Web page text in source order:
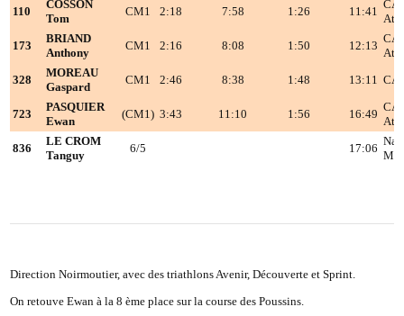
110
COSSON
Tom
CM1 2:18 7:58 1:26 11:41
173
BRIAND
Anthony
CM1 2:16 8:08 1:50 12:13
328
MOREAU
Gaspard
CM1 2:46 8:38 1:48 13:11
723
PASQUIER
Ewan
(CM1) 3:43 11:10 1:56 16:49
836
LE CROM
Tanguy
6/5 17:06
Direction Noirmoutier, avec des triathlons Avenir, Découverte et Sprint.
On retouve Ewan à la 8 ème place sur la course des Poussins.